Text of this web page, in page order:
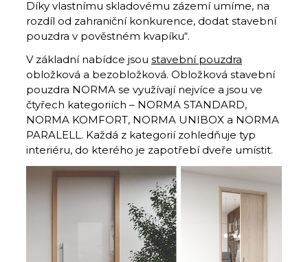
Díky vlastnímu skladovému zázemí umíme, na
rozdíl od zahraniční konkurence, dodat stavební
pouzdra v pověstném kvapíku“.
V základní nabídce jsou stavební pouzdra
obložková a bezobložková. Obložková stavební
pouzdra NORMA se využívají nejvíce a jsou ve
čtyřech kategoriích – NORMA STANDARD,
NORMA KOMFORT, NORMA UNIBOX a NORMA
PARALELL. Každá z kategorií zohledňuje typ
interiéru, do kterého je zapotřebí dveře umístit.